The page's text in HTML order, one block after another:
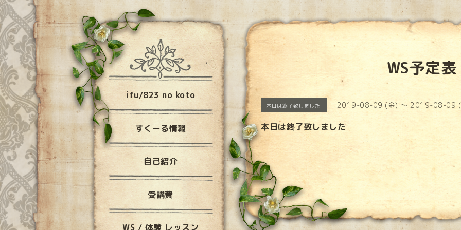
WS予定表
本日は終了致しました 2019-08-09 (金) ～ 2019-08-09
本日は終了致しました
ifu/823 no koto
すくーる情報
自己紹介
受講費
WS / 体験 レッスン